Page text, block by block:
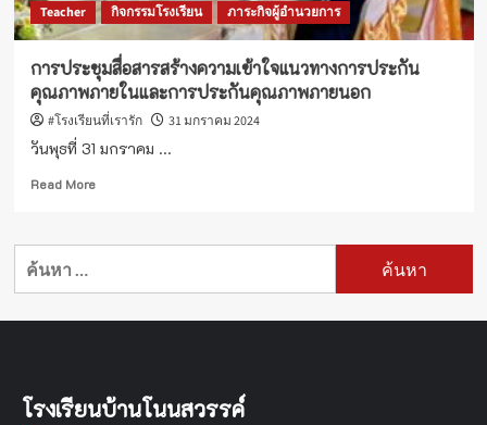
Teacher กิจกรรมโรงเรียน ภาระกิจผู้อำนวยการ
การประชุมสื่อสารสร้างความเข้าใจแนวทางการประกัน
คุณภาพภายในและการประกันคุณภาพภายนอก
#โรงเรียนที่เรารัก 31 มกราคม 2024
วันพุธที่ 31 มกราคม ...
Read MoreRead
การ
ความ
ประกัน
ค้นหา
โรงเรียนบ้านโนนสวรรค์